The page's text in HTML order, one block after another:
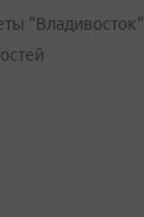
"Владивосток"